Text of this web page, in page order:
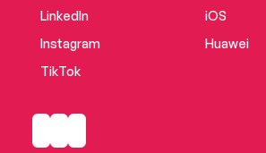
LinkedIn
Instagram
TikTok
iOS
Huawei